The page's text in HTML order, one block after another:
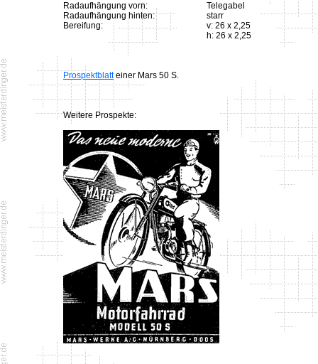
Radaufhängung vorn:
Telegabel
Radaufhängung hinten:
starr
Bereifung:
v: 26 x 2,25
h: 26 x 2,25
Prospektblatteiner Mars 50 S.
Weitere Prospekte: